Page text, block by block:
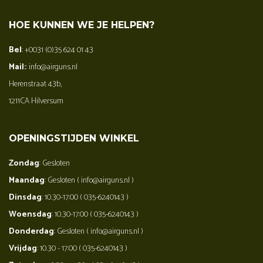
HOE KUNNEN WE JE HELPEN?
Bel: +0031 (0)35 624 01 43
Mail:: info@airguns.nl
Herenstraat 43b,
1211CA Hilversum
OPENINGSTIJDEN WINKEL
Zondag: Gesloten
Maandag: Gesloten ( info@airguns.nl )
Dinsdag: 10.30-17:00 ( 035-6240143 )
Woensdag: 10.30-17:00 ( 035-6240143 )
Donderdag: Gesloten ( info@airguns.nl )
Vrijdag: 10.30 - 17:00 ( 035-6240143 )